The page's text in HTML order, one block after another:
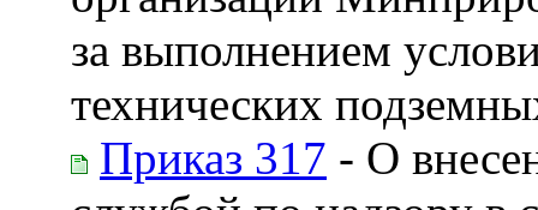
за выполнением
технических
Приказ 317 - О